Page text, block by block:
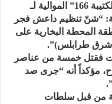
وقال خالد أو جازية المتحدث باسم “الكتيبة 166” الموالية لـ
“شنّ تنظيم داعش فجر
المحطة البخارية على
فقتل خمسة من عناصر
مؤكداً أنه “جرى صد
مكلفة من قبل سلطات